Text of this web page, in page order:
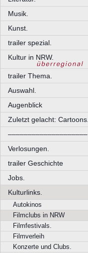
Musik.
Kunst.
trailer spezial.
Kultur in NRW.
trailer Thema.
Auswahl.
Augenblick
Zuletzt gelacht: Cartoons.
––––––––––––––––––––
Verlosungen.
trailer Geschichte
Jobs.
Kulturlinks.
Autokinos
Filmclubs in NRW
Filmfestivals.
Filmverleih
Konzerte und Clubs.